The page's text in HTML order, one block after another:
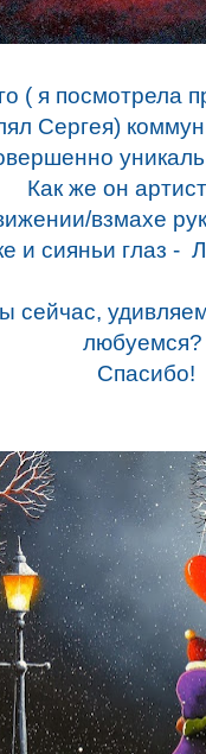
( я посмотрела
Сергея)
Как же он
взмахе
и сияньи глаз -
сейчас,
любуемся?
Спасибо!